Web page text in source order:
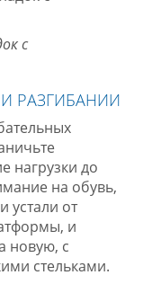
с
РАЗГИБАНИИ
нагрузки до
на обувь,
устали от
и
новую, с
стельками.